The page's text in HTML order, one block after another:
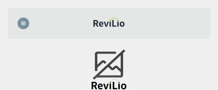
柳新太郎 レビリオ